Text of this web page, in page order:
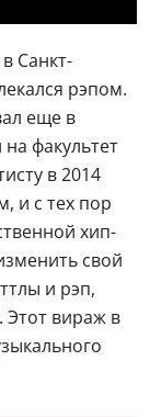
Санкт-
рэпом.
еще в
факультет
в 2014
и с тех пор
хип-
свой
и рэп,
Этот вираж в